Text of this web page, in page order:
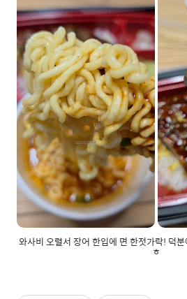
와사비 오렬서 장어 한입에 면 한젓가락! 덕
ㅎ